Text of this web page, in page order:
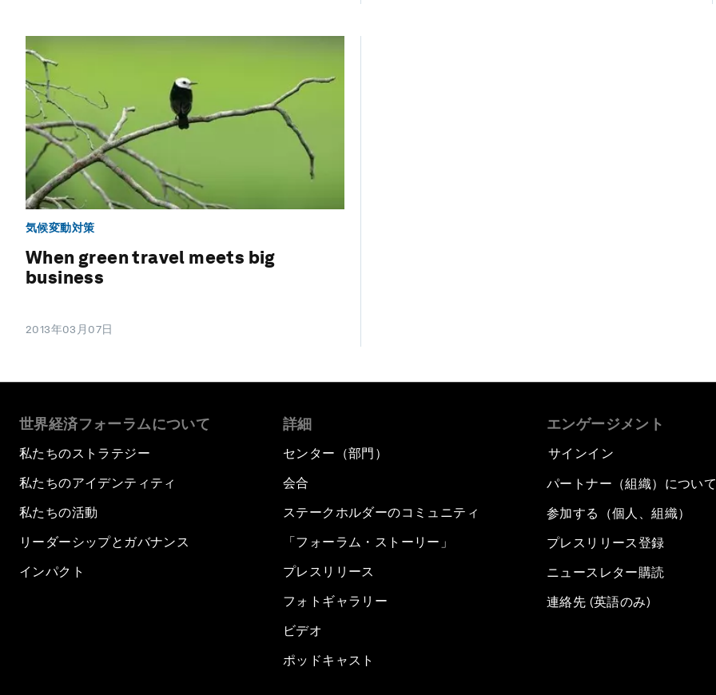
気候変動対策
When green travel meets big
business
2013年03月07日
世界経済フォーラムについて
私たちのストラテジー
私たちのアイデンティティ
私たちの活動
リーダーシップとガバナンス
インパクト
詳細
センター（部門）
会合
ステークホルダーのコミュニティ
「フォーラム・ストーリー」
プレスリリース
フォトギャラリー
ビデオ
ポッドキャスト
エンゲージメント
サインイン
パートナー（組織）について
参加する（個人、組織）
プレスリリース登録
ニュースレター購読
連絡先 (英語のみ)